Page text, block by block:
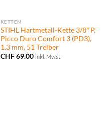
KETTEN
STIHL Hartmetall-Kette 3/8″ P,
Picco Duro Comfort 3 (PD3),
1.3 mm, 51 Treiber
CHF69.00 inkl. MwSt